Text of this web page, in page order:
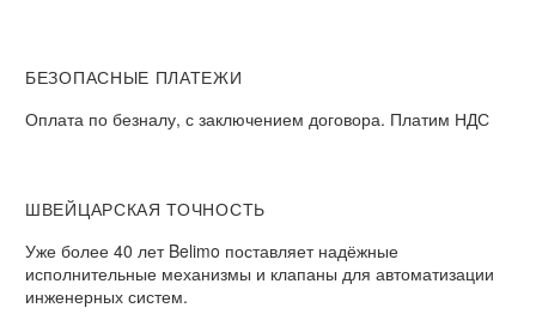
БЕЗОПАСНЫЕ ПЛАТЕЖИ​
Оплата по безналу, с заключением договора. Платим НДС​
ШВЕЙЦАРСКАЯ ТОЧНОСТЬ
Уже более 40 лет Belimo поставляет надёжные
исполнительные механизмы и клапаны для автоматизации
инженерных систем.